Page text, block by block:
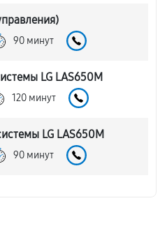
90 минут
LG LAS650M
120 минут
LG LAS650M
90 минут